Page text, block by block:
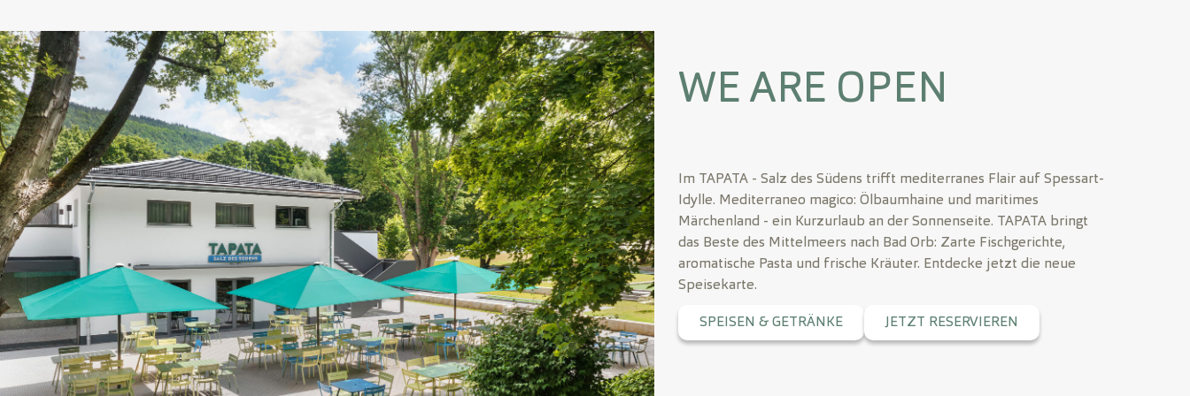
WE ARE OPEN
Im TAPATA - Salz des Südens trifft mediterranes Flair auf Spessart-
Idylle. Mediterraneo magico: Ölbaumhaine und maritimes
Märchenland - ein Kurzurlaub an der Sonnenseite. TAPATA bringt
das Beste des Mittelmeers nach Bad Orb: Zarte Fischgerichte,
aromatische Pasta und frische Kräuter. Entdecke jetzt die neue
Speisekarte.
SPEISEN & GETRÄNKE JETZT RESERVIEREN